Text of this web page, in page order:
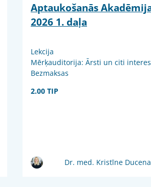
Aptaukošanās
2026 1. daļa
Lekcija
Mērķauditorija: Ārsti un citi
Bezmaksas
2.00 TIP
Dr. med. Kristīne Ducena